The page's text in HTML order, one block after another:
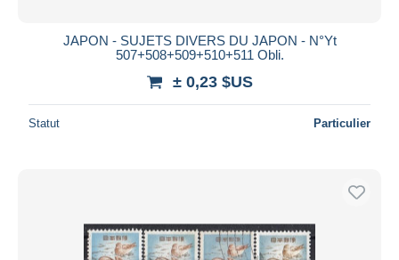
iDeal
JAPON - SUJETS DIVERS DU JAPON - N°Yt
507+508+509+510+511 Obli.
± 0,23 $US
Statut Particulier